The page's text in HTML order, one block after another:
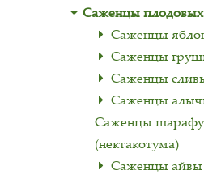
Саженцы плодовых
Саженцы
Саженцы
Саженцы
Саженцы
Саженцы
(нектакотума)
Саженцы айвы